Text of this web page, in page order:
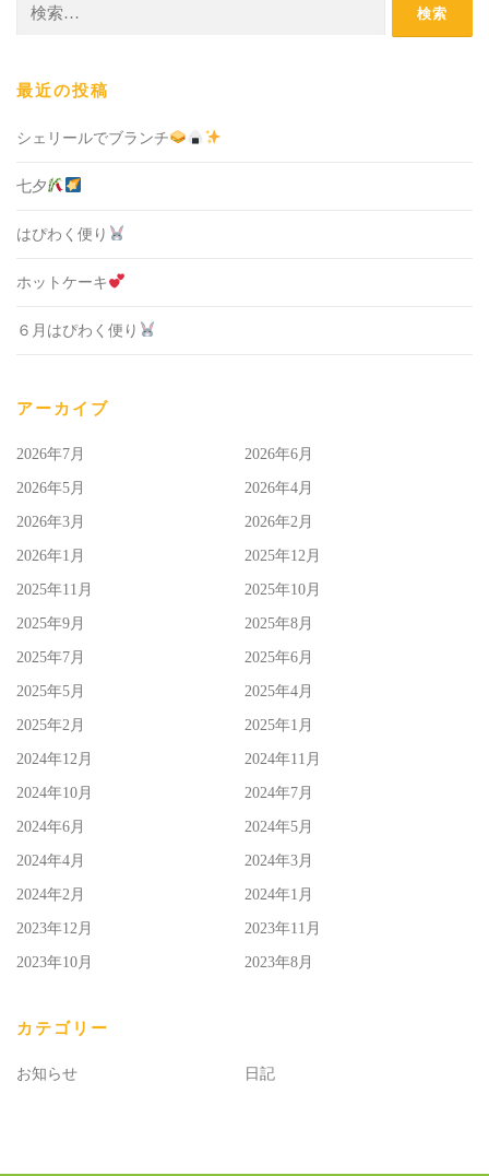
最近の投稿
シェリールでブランチ
七夕
はぴわく便り
ホットケーキ
６月はぴわく便り
アーカイブ
2026年7月 2026年6月
2026年5月 2026年4月
2026年3月 2026年2月
2026年1月 2025年12月
2025年11月 2025年10月
2025年9月 2025年8月
2025年7月 2025年6月
2025年5月 2025年4月
2025年2月 2025年1月
2024年12月 2024年11月
2024年10月 2024年7月
2024年6月 2024年5月
2024年4月 2024年3月
2024年2月 2024年1月
2023年12月 2023年11月
2023年10月 2023年8月
カテゴリー
お知らせ 日記